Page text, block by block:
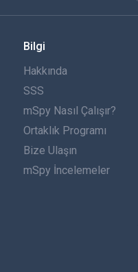
Bilgi
Hakkında
SSS
mSpy Nasıl Çalışır?
Ortaklık Programı
Bize Ulaşın
mSpy İncelemeler